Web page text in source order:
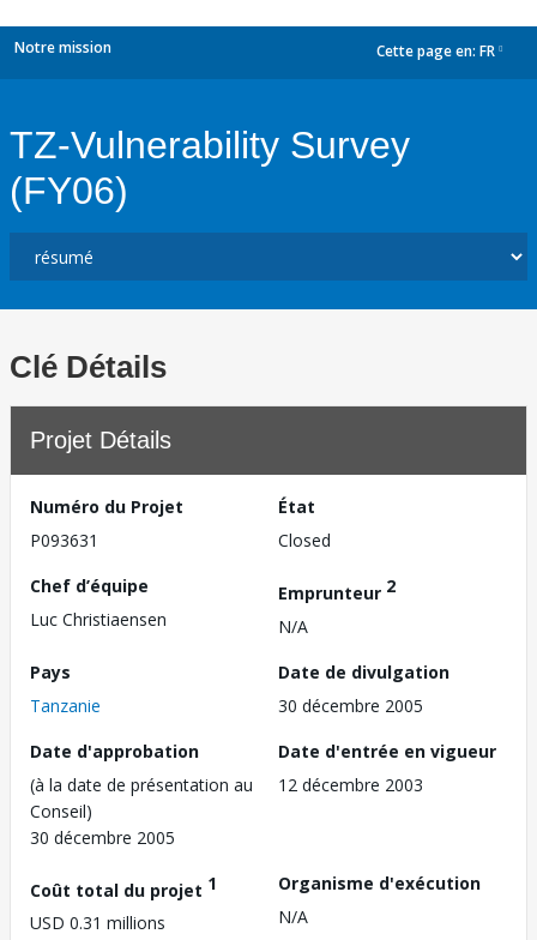
Notre mission Cette page en: FR
TZ-Vulnerability Survey
(FY06)
Clé Détails
Projet Détails
Numéro du Projet
P093631
État
Closed
Chef d’équipe
Luc Christiaensen
Emprunteur 2
N/A
Pays
Tanzanie
Date de divulgation
30 décembre 2005
Date d'approbation
(à la date de présentation au
Conseil)
30 décembre 2005
Date d'entrée en vigueur
12 décembre 2003
Coût total du projet 1
USD 0.31 millions
Organisme d'exécution
N/A